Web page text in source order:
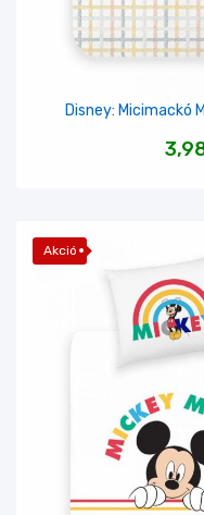
Disney: Micimackó
Akció